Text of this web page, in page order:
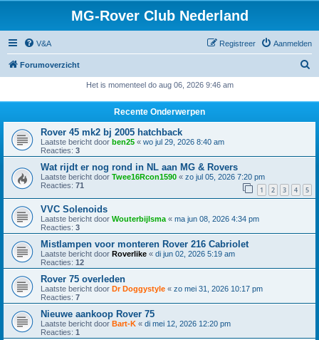
MG-Rover Club Nederland
V&A Aanmelden
Registreer
Forumoverzicht
Het is momenteel do aug 06, 2026 9:46 am
Recente Onderwerpen
Rover 45 mk2 bj 2005 hatchback
Laatste bericht door ben25 « wo jul 29, 2026 8:40 am
Reacties: 3
Wat rijdt er nog rond in NL aan MG & Rovers
Laatste bericht door Twee16Rcon1590 « zo jul 05, 2026 7:20 pm
Reacties: 71 1 2 3 4 5
VVC Solenoids
Laatste bericht door Wouterbijlsma « ma jun 08, 2026 4:34 pm
Reacties: 3
Mistlampen voor monteren Rover 216 Cabriolet
Laatste bericht door Roverlike « di jun 02, 2026 5:19 am
Reacties: 12
Rover 75 overleden
Laatste bericht door Dr Doggystyle « zo mei 31, 2026 10:17 pm
Reacties: 7
Nieuwe aankoop Rover 75
Laatste bericht door Bart-K « di mei 12, 2026 12:20 pm
Reacties: 1